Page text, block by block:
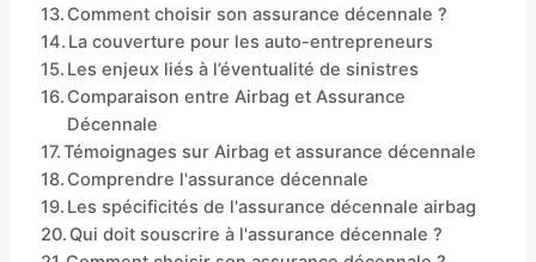
Comment choisir son assurance décennale ?
La couverture pour les auto-entrepreneurs
Les enjeux liés à l’éventualité de sinistres
Comparaison entre Airbag et Assurance
Décennale
Témoignages sur Airbag et assurance décennale
Comprendre l'assurance décennale
Les spécificités de l'assurance décennale airbag
Qui doit souscrire à l'assurance décennale ?